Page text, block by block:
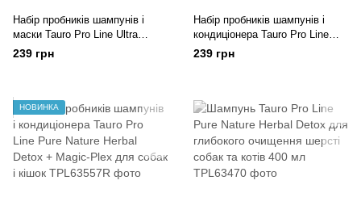
Набір пробників шампунів і
маски Tauro Pro Line Ultra
Natural Care for White and Light
Coats Deep Clean + Intense
239 грн
Набір пробників шампунів і
кондиціонера Tauro Pro Line
Pure Nature Herbal Detox + Fur
Growth для собак і кішок
239 грн
НОВИНКА